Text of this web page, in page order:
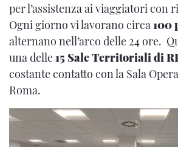
per l’assistenza ai viaggiatori con
Ogni giorno vi lavorano circa100
alternano nell’arco delle 24 ore.
una delle15 Sale Territoriali di
costante contatto con la Sala
Roma.